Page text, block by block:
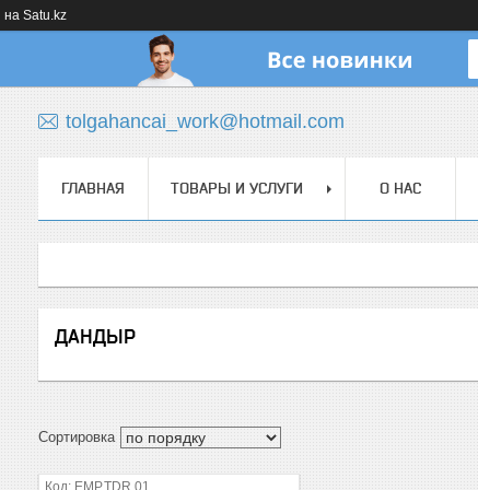
на Satu.kz
tolgahancai_work@hotmail.com
ГЛАВНАЯ ТОВАРЫ И УСЛУГИ О НАС
ДАНДЫР
EMP.TDR.01